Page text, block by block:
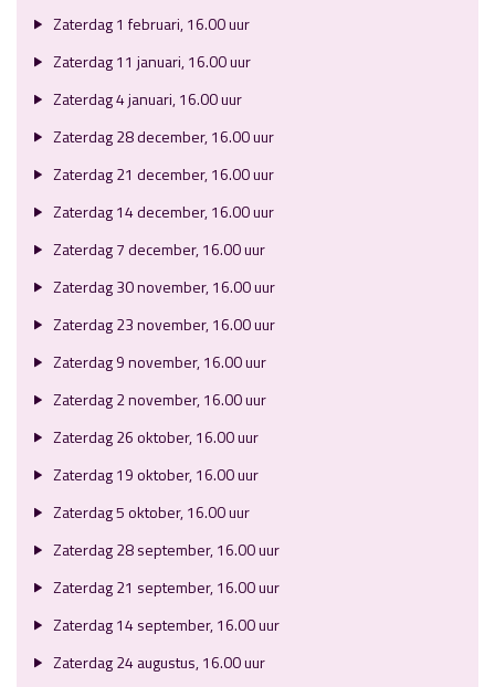
Zaterdag 1 februari, 16.00 uur
Zaterdag 11 januari, 16.00 uur
Zaterdag 4 januari, 16.00 uur
Zaterdag 28 december, 16.00 uur
Zaterdag 21 december, 16.00 uur
Zaterdag 14 december, 16.00 uur
Zaterdag 7 december, 16.00 uur
Zaterdag 30 november, 16.00 uur
Zaterdag 23 november, 16.00 uur
Zaterdag 9 november, 16.00 uur
Zaterdag 2 november, 16.00 uur
Zaterdag 26 oktober, 16.00 uur
Zaterdag 19 oktober, 16.00 uur
Zaterdag 5 oktober, 16.00 uur
Zaterdag 28 september, 16.00 uur
Zaterdag 21 september, 16.00 uur
Zaterdag 14 september, 16.00 uur
Zaterdag 24 augustus, 16.00 uur